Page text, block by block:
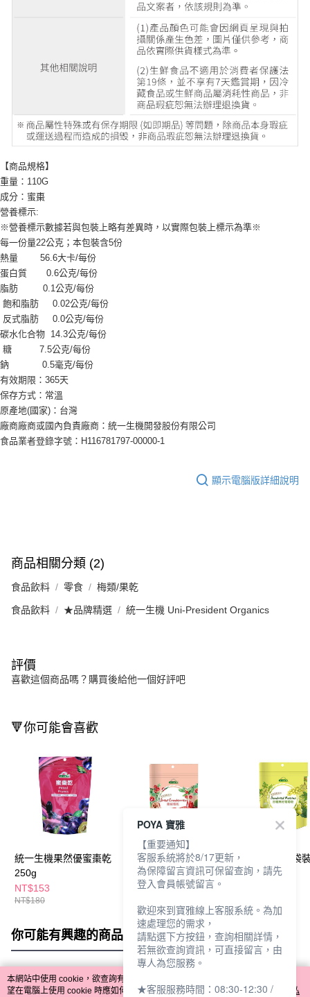
【商品規格】
重量：110G
成分：蜜棗
營養標示:
※營養標示數據若與包裝上略有差異時，以實際包裝上標示為準※
每一份量22公克；本包裝含5份
熱量 56.6大卡/每份
蛋白質 0.6公克/每份
脂肪 0.1公克/每份
飽和脂肪 0.02公克/每份
反式脂肪 0.0公克/每份
碳水化合物 14.3公克/每份
糖 7.5公克/每份
鈉 0.5毫克/每份
有效期限：365天
保存方式：常溫
原產地(國家)：台灣
廠商廠商或國內負責廠商：統一生機開發股份有限公司
食品業者登錄字號：H116781797-00000-1
顯示電腦版詳細說明
商品相關分類 (2)
食品飲料 零食 梅類/果乾
食品飲料 ★品牌精選 統一生機 Uni-President Organics
評價
喜歡這個商品嗎？購買後給他一個好評吧
🔻你可能會喜歡
統一生機果然優蜜棗乾
250g
NT$153
NT$180
統一生機果乾袋裝
100g-蔓越莓乾
NT$71
統一生機果乾袋
210g-葡萄乾
你可能有興趣的商品 全站排行
熱門標籤
本網站中使用 cookie，欲查詢有關本網站使用 cookie 方式之詳情，及若您不希
望在電腦上使用 cookie 時應如何變更電腦的 cookie 設定，請參閱本網站「
隱私
POYA 寶雅
【重要通知】
客服系統將於8/17更新，
為保障留言資訊可保留查詢，請先
登入會員帳號留言。
歡迎來到寶雅線上客服系統。為加
速處理您的需求，
請點選下方按鈕，查詢相關詳情，
若無欲查詢資訊，可直接留言，由
專人為您服務。
★客服服務時間：08:30-12:30 /